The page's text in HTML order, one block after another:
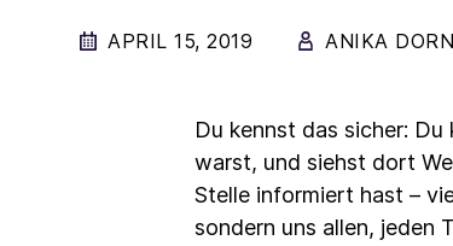
APRIL 15, 2019 ANIKA DORN
Du kennst das sicher:
warst, und siehst dort
Stelle informiert hast –
sondern uns allen, jeden